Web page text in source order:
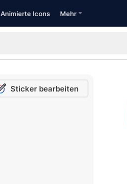
Animierte Icons Mehr
Sticker bearbeiten